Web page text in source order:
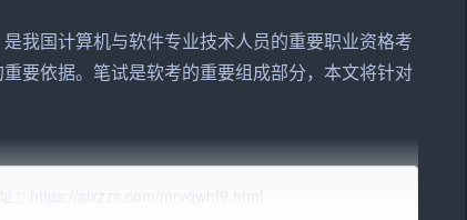
我国计算机与软件专业技术人员的重要职业资格考
要依据。笔试是软考的重要组成部分，本文将针对
：https://aixzzs.com/mrvqwhf9.html